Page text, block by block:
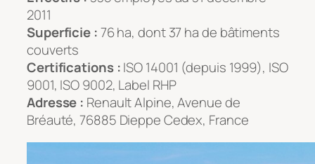
2011
Superficie :76 ha, dont 37 ha de bâtiments
couverts
Certifications :ISO 14001 (depuis 1999), ISO
9001, ISO 9002, Label RHP
Adresse : Renault Alpine, Avenue de
Bréauté, 76885 Dieppe Cedex, France